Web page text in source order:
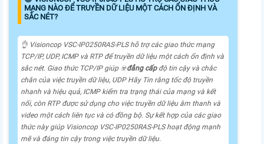
MẠNG NÀO ĐỂ TRUYỀN DỮ LIỆU MỘT CÁCH ỔN ĐỊNH VÀ
SẮC NÉT?
👌 Visioncop VSC-IP0250RAS-PLS hỗ trợ các giao thức mạng
TCP/IP, UDP, ICMP và RTP để truyền dữ liệu một cách ổn định và
sắc nét. Giao thức TCP/IP giúp ☣️đẳng cấpđộ tin cậy và chắc
chắn của việc truyền dữ liệu, UDP Hãy Tin rằngtốc độ truyền
nhanh và hiệu quả, ICMP kiểm tra trạng thái của mạng và kết
nối, còn RTP được sử dụng cho việc truyền dữ liệu âm thanh và
video một cách liên tục và có đồng bộ. Sự kết hợp của các giao
thức này giúp Visioncop VSC-IP0250RAS-PLS hoạt động mạnh
mẽ và đáng tin cậy trong việc truyền dữ liệu.